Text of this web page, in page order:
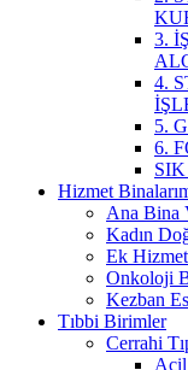
3.
4.
5.
6.
Hizmet
Ana Bina
Kadın
Ek Hizmet
Onkoloji
Kezban
Tıbbi Birimler
Cerrahi
Acil